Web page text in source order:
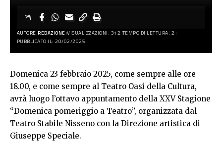
AUTORE:REDAZIONE VISUALIZZAZIONI: 312 TEMPO DI LETTURA: 2
PUBBLICATO IL: 20/02/2025
Domenica 23 febbraio 2025, come sempre alle ore
18.00, e come sempre al Teatro Oasi della Cultura,
avrà luogo l’ottavo appuntamento della XXV Stagione
“Domenica pomeriggio a Teatro”, organizzata dal
Teatro Stabile Nisseno con la Direzione artistica di
Giuseppe Speciale.